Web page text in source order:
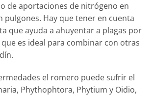
de aportaciones de nitrógeno en
pulgones. Hay que tener en cuenta
que ayuda a ahuyentar a plagas por
es ideal para combinar con otras
el romero puede sufrir el
Phythophtora, Phytium y Oidio,